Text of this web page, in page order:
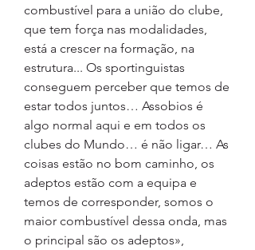
combustível para a união do clube,
que tem força nas modalidades,
está a crescer na formação, na
estrutura... Os sportinguistas
conseguem perceber que temos de
estar todos juntos… Assobios é
algo normal aqui e em todos os
clubes do Mundo… é não ligar… As
coisas estão no bom caminho, os
adeptos estão com a equipa e
temos de corresponder, somos o
maior combustível dessa onda, mas
o principal são os adeptos»,